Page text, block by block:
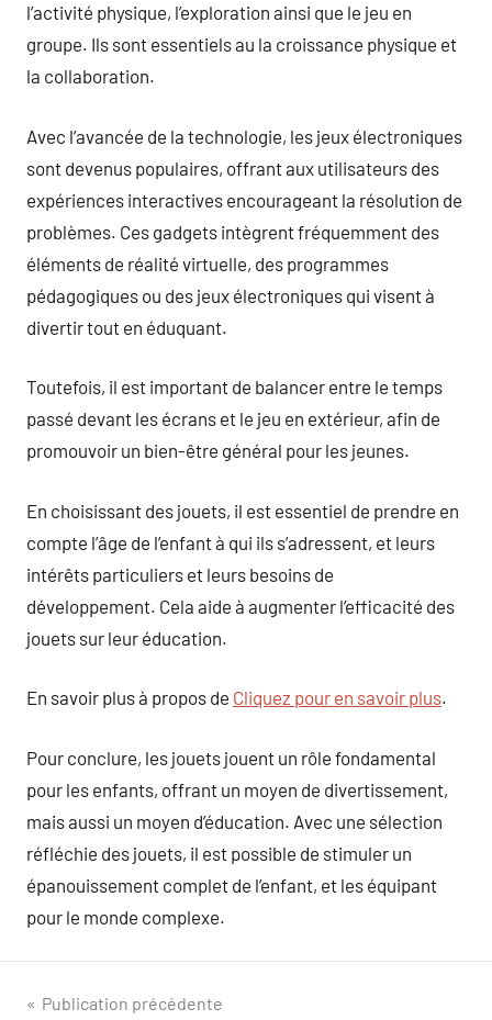
l’activité physique, l’exploration ainsi que le jeu en
groupe. Ils sont essentiels au la croissance physique et
la collaboration.
Avec l’avancée de la technologie, les jeux électroniques
sont devenus populaires, offrant aux utilisateurs des
expériences interactives encourageant la résolution de
problèmes. Ces gadgets intègrent fréquemment des
éléments de réalité virtuelle, des programmes
pédagogiques ou des jeux électroniques qui visent à
divertir tout en éduquant.
Toutefois, il est important de balancer entre le temps
passé devant les écrans et le jeu en extérieur, afin de
promouvoir un bien-être général pour les jeunes.
En choisissant des jouets, il est essentiel de prendre en
compte l’âge de l’enfant à qui ils s’adressent, et leurs
intérêts particuliers et leurs besoins de
développement. Cela aide à augmenter l’efficacité des
jouets sur leur éducation.
En savoir plus à propos de Cliquez pour en savoir plus.
Pour conclure, les jouets jouent un rôle fondamental
pour les enfants, offrant un moyen de divertissement,
mais aussi un moyen d’éducation. Avec une sélection
réfléchie des jouets, il est possible de stimuler un
épanouissement complet de l’enfant, et les équipant
pour le monde complexe.
Navigation
Publication précédente